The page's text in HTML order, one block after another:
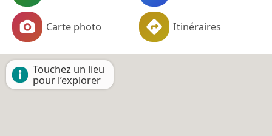
Carte photo Itinéraires
Touchez un lieu
pour l’explorer